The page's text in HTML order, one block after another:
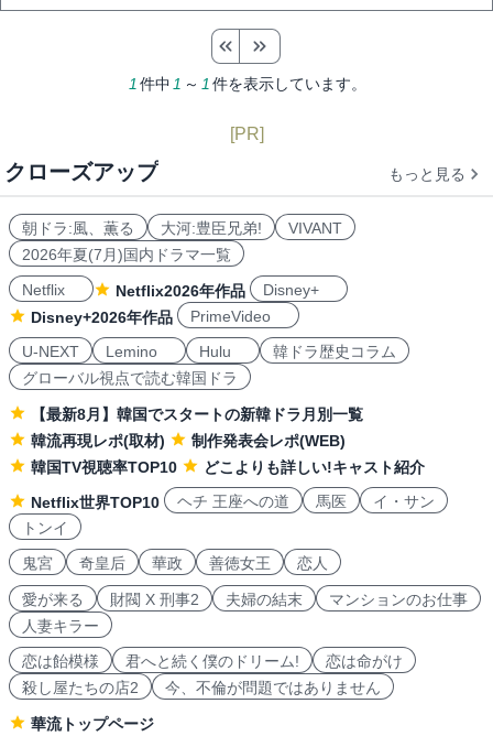
1 件中 1 ～ 1 件を表示しています。
[PR]
クローズアップ もっと見る
朝ドラ:風、薫る 大河:豊臣兄弟!
VIVANT
2026年夏(7月)国内ドラマ一覧
Netflix
Netflix2026年作品
Disney+
Disney+2026年作品
PrimeVideo
U-NEXT
Lemino Hulu
韓ドラ歴史コラム
グローバル視点で読む韓国ドラ
【最新8月】韓国でスタートの新韓ドラ月別一覧
韓流再現レポ(取材)
制作発表会レポ(WEB)
韓国TV視聴率TOP10
どこよりも詳しい!キャスト紹介
Netflix世界TOP10
ヘチ 王座への道 馬医
イ・サン
トンイ
鬼宮
奇皇后 華政 善徳女王 恋人
愛が来る 財閥 X 刑事2 夫婦の結末
マンションのお仕事
人妻キラー
恋は飴模様
君へと続く僕のドリーム!
恋は命がけ
殺し屋たちの店2
今、不倫が問題ではありません
華流トップページ